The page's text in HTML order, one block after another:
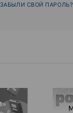
ЗАБЫЛИ СВОЙ ПАРОЛЬ?